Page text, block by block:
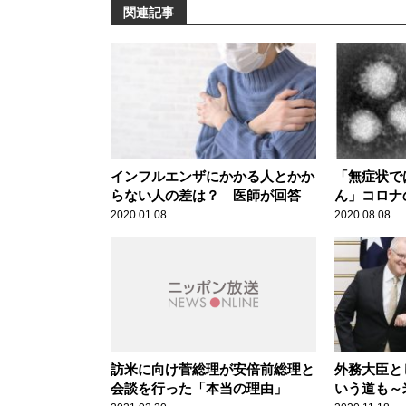
関連記事
インフルエンザにかかる人とかか
らない人の差は？ 医師が回答
2020.01.08
「無症状
ん」コロ
ったメディ
異議
2020.08.08
訪米に向け菅総理が安倍前総理と
会談を行った「本当の理由」
外務大臣と
いう道も